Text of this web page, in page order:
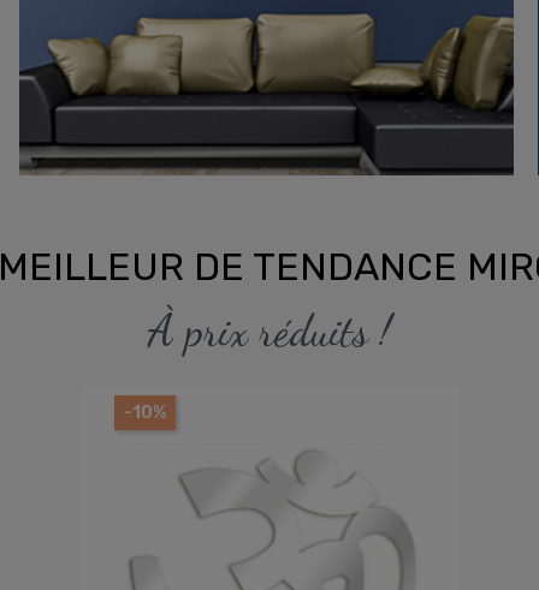
Mettez en lumière vos passions !
Découvrir la sélection
DE TENDANCE
À prix réduits !
-10%